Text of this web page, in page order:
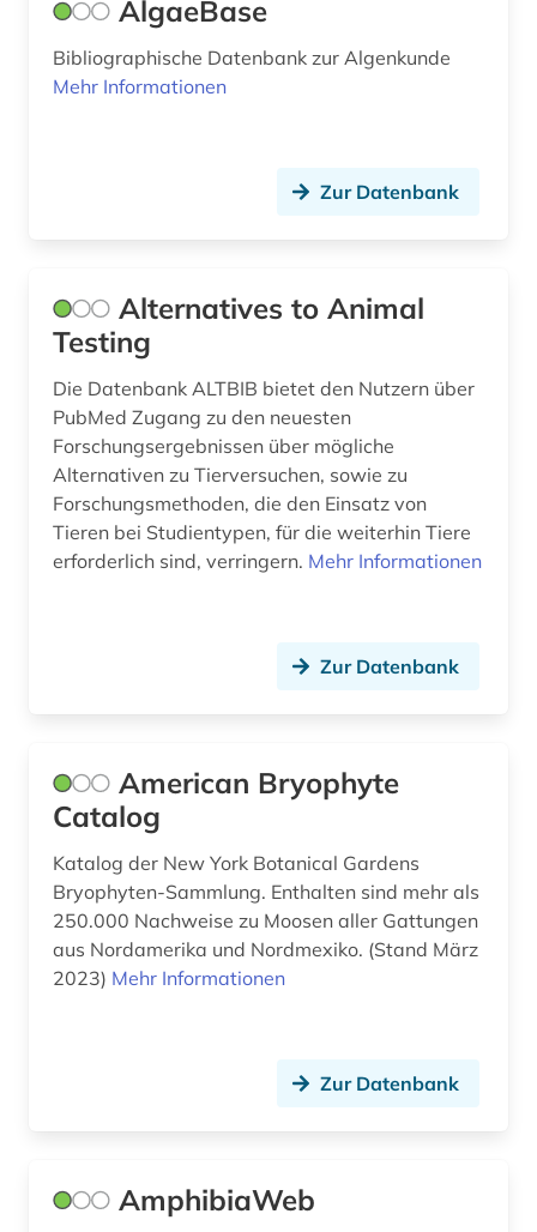
covid-19 (3)
darwin (1)
datenaustausch (1)
deutschland (9)
diagnostik (1)
dienstleistung (1)
digitalisierung (2)
dynamik des ozeanbodens (1)
edition (1)
einführung (1)
ektotrophe mykorrhiza (1)
elektrotechnik (1)
AlgaeBase
Bibliographische Datenbank zur Algenkunde
Mehr Informationen
Zur Datenbank
Alternatives to Animal
Testing
Die Datenbank ALTBIB bietet den Nutzern über
PubMed Zugang zu den neuesten
Forschungsergebnissen über mögliche
Alternativen zu Tierversuchen, sowie zu
Forschungsmethoden, die den Einsatz von
Tieren bei Studientypen, für die weiterhin Tiere
erforderlich sind, verringern. Mehr Informationen
Zur Datenbank
American Bryophyte
Catalog
Katalog der New York Botanical Gardens
Bryophyten-Sammlung. Enthalten sind mehr als
250.000 Nachweise zu Moosen aller Gattungen
aus Nordamerika und Nordmexiko. (Stand März
2023) Mehr Informationen
Zur Datenbank
AmphibiaWeb